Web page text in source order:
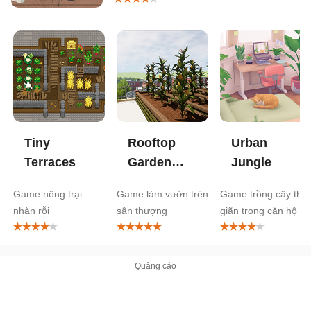
Tiny
Terraces
Game nông trại
nhàn rỗi
Rooftop
Garden
Game làm vườn trên
sân thượng
Urban
Jungle
Game trồng cây thư
giãn trong căn hộ ảo